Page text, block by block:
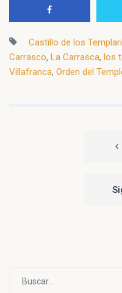
Castillo de los
Carrasco, La Carrasca, los
Villafranca, Orden del